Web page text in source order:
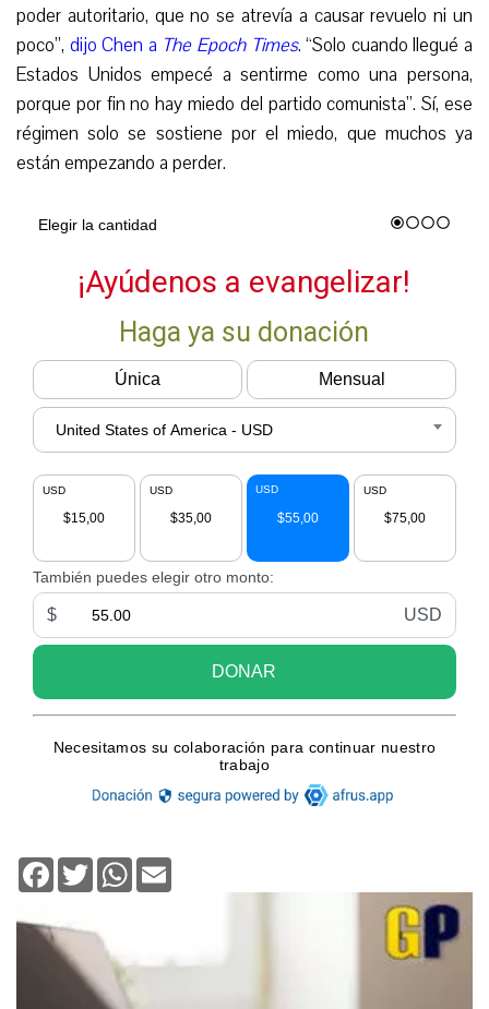
poder autoritario, que no se atrevía a causar revuelo ni un
poco”, dijo Chen a The Epoch Times. “Solo cuando llegué a
Estados Unidos empecé a sentirme como una persona,
porque por fin no hay miedo del partido comunista”. Sí, ese
régimen solo se sostiene por el miedo, que muchos ya
están empezando a perder.
Facebook
TwitterWhatsApp